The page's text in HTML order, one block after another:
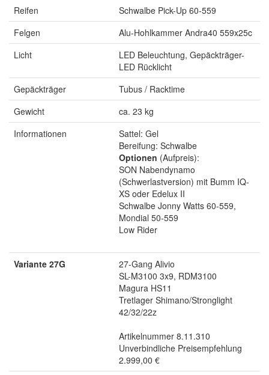
Reifen
Schwalbe Pick-Up 60-559
Felgen
Alu-Hohlkammer Andra40 559x25c
Licht
LED Beleuchtung, Gepäckträger-
LED Rücklicht
Gepäckträger
Tubus / Racktime
Gewicht
ca. 23 kg
Informationen
Sattel: Gel
Bereifung: Schwalbe
Optionen (Aufpreis):
SON Nabendynamo
(Schwerlastversion) mit Bumm IQ-
XS oder Edelux II
Schwalbe Jonny Watts 60-559,
Mondial 50-559
Low Rider
Variante 27G
27-Gang Alivio
SL-M3100 3x9, RDM3100
Magura HS11
Tretlager Shimano/Stronglight
42/32/22z
Artikelnummer 8.11.310
Unverbindliche Preisempfehlung
2.999,00 €